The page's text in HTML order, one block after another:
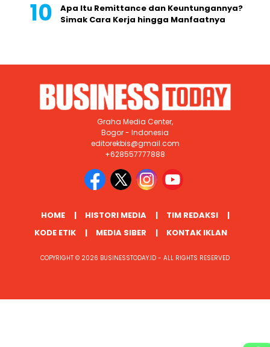
Apa Itu Remittance dan Keuntungannya?
Simak Cara Kerja hingga Manfaatnya
Graha Media Center,
Bogor - Indonesia
editorekbis@gmail.com
+628557777888
HOME HISTORI MEDIA
TIM REDAKSI
KODE ETIK
MEDIA SIBER KONTAK IKLAN
COPYRIGHT © 2026 BUSINESSTODAY.ID - ALL RIGHTS RESERVED